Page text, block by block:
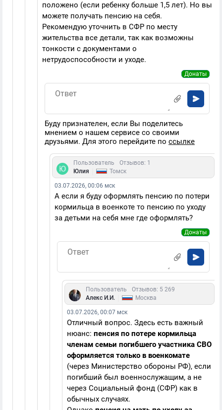
положено (если ребенку больше 1,5 лет). Но вы
можете получать пенсию на себя.
Рекомендую уточнить в СФР по месту
жительства все детали, так как возможны
тонкости с документами о
нетрудоспособности и уходе.
Донаты
Буду признателен, если Вы поделитесь
мнением о нашем сервисе со своими
друзьями. Для этого перейдите по ссылке
Пользователь
Отзывов: 1
Юлия
Томск
03.07.2026, 00:06 мск
А если я буду оформлять пенсию по потери
кормильца в военкоте то пенсию по уходу
за детьми на себя мне где оформлять?
Донаты
Пользователь
Отзывов: 5 269
Алекс И.И.
Москва
03.07.2026, 00:07 мск
Отличный вопрос. Здесь есть важный
нюанс: пенсия по потере кормильца
членам семьи погибшего участника СВО
оформляется только в военкомате
(через Министерство обороны РФ), если
погибший был военнослужащим, а не
через Социальный фонд (СФР) как в
обычных случаях.